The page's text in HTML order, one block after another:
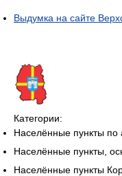
Выдумка на сайте
Категории:
Населённые пункты по
Населённые пункты,
Населённые пункты